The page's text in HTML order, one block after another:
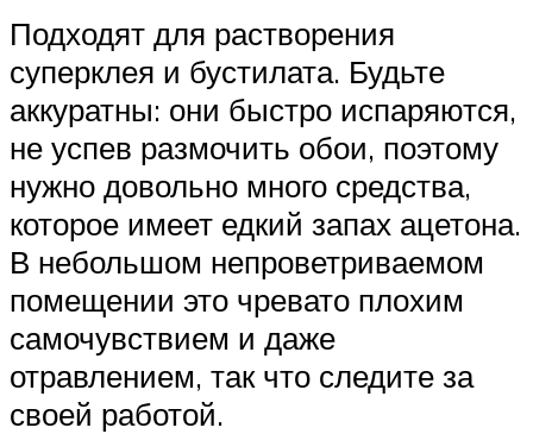
Подходят для растворения
суперклея и бустилата. Будьте
аккуратны: они быстро испаряются,
не успев размочить обои, поэтому
нужно довольно много средства,
которое имеет едкий запах ацетона.
В небольшом непроветриваемом
помещении это чревато плохим
самочувствием и даже
отравлением, так что следите за
своей работой.